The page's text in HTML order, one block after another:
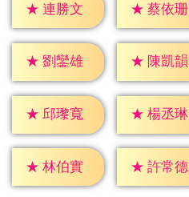
★ 連勝文 ★ 蔡依珊
★ 劉鑾雄 ★ 陳凱韻
★ 邱瓈寬 ★ 楊丞琳
★ 林伯實 ★ 許常德